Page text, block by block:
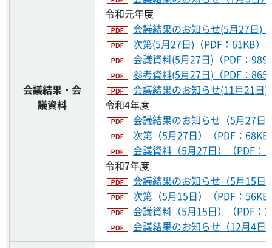
会議結果・会
議資料
令和元年度
会議結果のお知らせ(5月27日)
次第(5月27日)（PDF：61KB）
会議資料(5月27日)（PDF：
参考資料(5月27日)（PDF：
会議結果のお知らせ(11月21日)
令和4年度
会議結果のお知らせ（5月27日
次第（5月27日）（PDF：68KB
会議資料（5月27日）（PDF：
令和7年度
会議結果のお知らせ（5月15日
次第（5月15日）（PDF：56KB
会議資料（5月15日）（PDF：
会議結果のお知らせ（12月4日